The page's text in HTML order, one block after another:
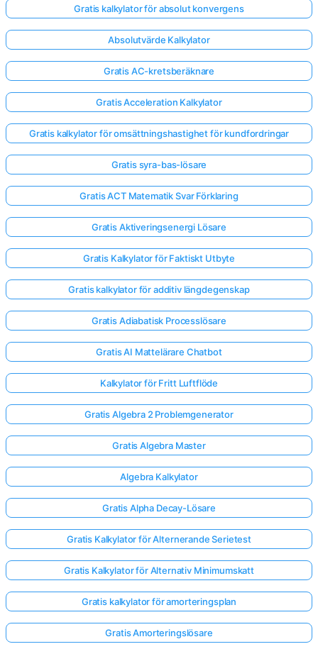
Gratis kalkylator för absolut konvergens
Absolutvärde Kalkylator
Gratis AC-kretsberäknare
Gratis Acceleration Kalkylator
Gratis kalkylator för omsättningshastighet för kundfordringar
Gratis syra-bas-lösare
Gratis ACT Matematik Svar Förklaring
Gratis Aktiveringsenergi Lösare
Gratis Kalkylator för Faktiskt Utbyte
Gratis kalkylator för additiv längdegenskap
Gratis Adiabatisk Processlösare
Gratis AI Mattelärare Chatbot
Kalkylator för Fritt Luftflöde
Gratis Algebra 2 Problemgenerator
Gratis Algebra Master
Algebra Kalkylator
Gratis Alpha Decay-Lösare
Gratis Kalkylator för Alternerande Serietest
Gratis Kalkylator för Alternativ Minimumskatt
Gratis kalkylator för amorteringsplan
Gratis Amorteringslösare